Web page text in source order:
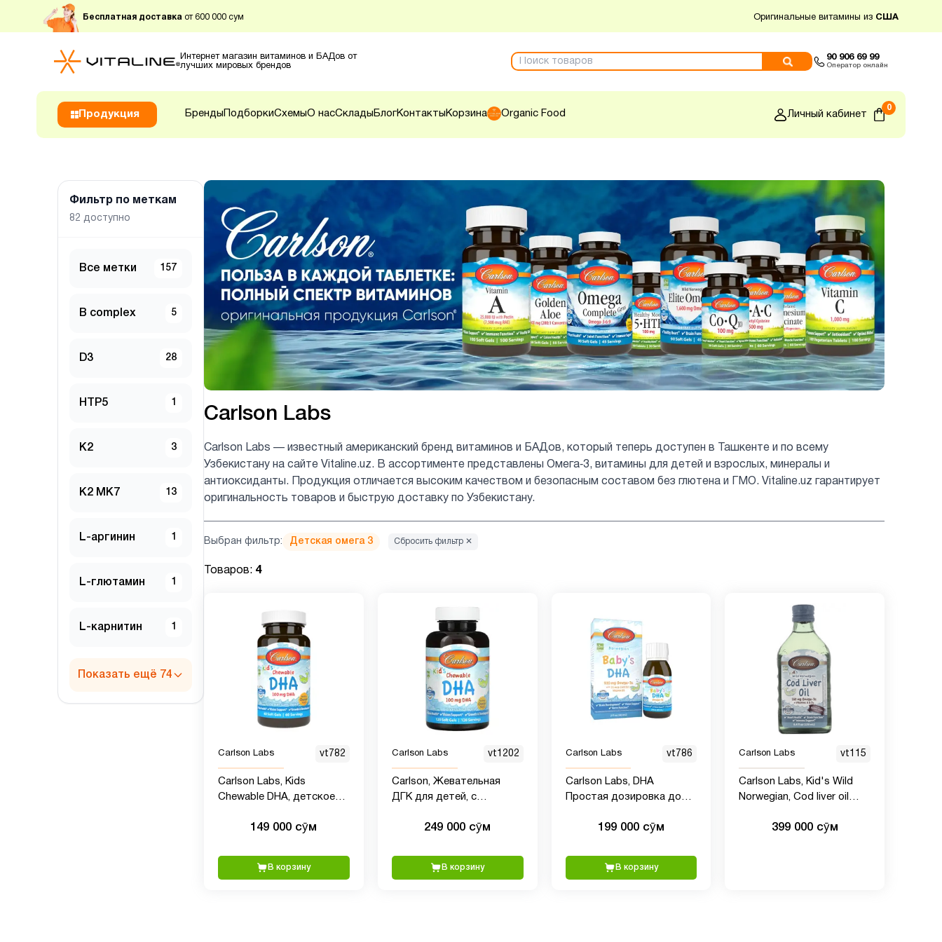
Бесплатная доставка от 600 000 сум Оригинальные витамины из США
Интернет магазин витаминов и БАДов от
лучших мировых брендов
90 906 69 99
Оператор онлайн
Продукция Бренды ПодборкиСхемыО насСклады БлогКонтакты Корзина Organic Food Личный кабинет
0
Фильтр по меткам
82 доступно
Все метки 157
B complex 5
D3 28
HTP5 1
K2 3
K2 MK7 13
L-аргинин 1
L-глютамин 1
L-карнитин 1
Показать ещё 74
Carlson Labs
Carlson Labs — известный американский бренд витаминов и БАДов, который теперь доступен в Ташкенте и по всему
Узбекистану на сайте Vitaline.uz. В ассортименте представлены Омега‑3, витамины для детей и взрослых, минералы и
антиоксиданты. Продукция отличается высоким качеством и безопасным составом без глютена и ГМО. Vitaline.uz гарантирует
оригинальность товаров и быструю доставку по Узбекистану.
Выбран фильтр: Детская омега 3 Сбросить фильтр ✕
Товаров: 4
Carlson Labs vt782
Carlson Labs, Kids
Chewable DHA, детское
вкус, 100 мг, 60 штук
149 000 сӯм
В корзину
Carlson Labs vt1202
Carlson, Жевательная
ДГК для детей, с
апельсина, 100 мг, 120
капсул
249 000 сӯм
В корзину
Carlson Labs vt786
Carlson Labs, DHA
Простая дозировка до
шприцем Baby's Brain
199 000 сӯм
В корзину
Carlson Labs vt115
Carlson Labs, Kid's Wild
Norwegian, Cod liver oil
вкусом жевательной
399 000 сӯм